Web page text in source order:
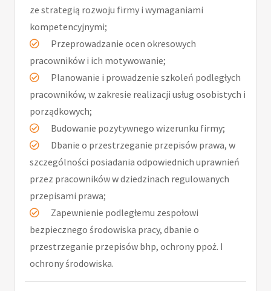
ze strategią rozwoju firmy i wymaganiami
kompetencyjnymi;
Przeprowadzanie ocen okresowych
pracowników i ich motywowanie;
Planowanie i prowadzenie szkoleń podległych
pracowników, w zakresie realizacji usług osobistych i
porządkowych;
Budowanie pozytywnego wizerunku firmy;
Dbanie o przestrzeganie przepisów prawa, w
szczególności posiadania odpowiednich uprawnień
przez pracowników w dziedzinach regulowanych
przepisami prawa;
Zapewnienie podległemu zespołowi
bezpiecznego środowiska pracy, dbanie o
przestrzeganie przepisów bhp, ochrony ppoż. I
ochrony środowiska.